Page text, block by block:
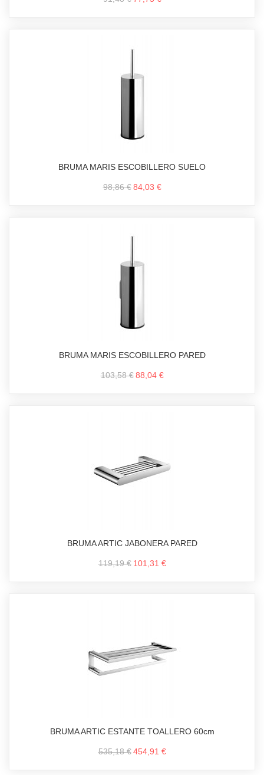
BRUMA MARIS ESCOBILLERO SUELO
98,86 € 84,03 €
BRUMA MARIS ESCOBILLERO PARED
103,58 € 88,04 €
BRUMA ARTIC JABONERA PARED
119,19 € 101,31 €
BRUMA ARTIC ESTANTE TOALLERO 60cm
535,18 € 454,91 €